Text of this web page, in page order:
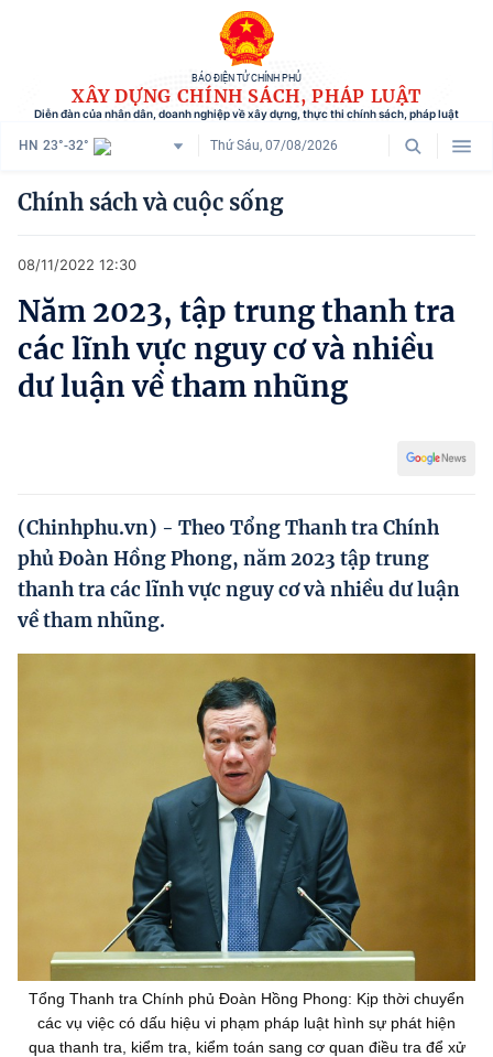
BÁO ĐIỆN TỬ CHÍNH PHỦ
XÂY DỰNG CHÍNH SÁCH, PHÁP LUẬT
Diễn đàn của nhân dân, doanh nghiệp về xây dựng, thực thi chính sách, pháp luật
HN 23°-32° Thứ Sáu, 07/08/2026
Danh mục
Tham vấn chính sách
Người dân góp ý
Phát triển kinh tế tư nhân và doanh nghiệp dân tộc
Ocop và chuỗi giá trị Nông sản
Chính sách và cuộc sống
08/11/2022 12:30
Năm 2023, tập trung thanh tra
các lĩnh vực nguy cơ và nhiều
dư luận về tham nhũng
(Chinhphu.vn) - Theo Tổng Thanh tra Chính
phủ Đoàn Hồng Phong, năm 2023 tập trung
thanh tra các lĩnh vực nguy cơ và nhiều dư luận
về tham nhũng.
Tổng Thanh tra Chính phủ Đoàn Hồng Phong: Kịp thời chuyển
các vụ việc có dấu hiệu vi phạm pháp luật hình sự phát hiện
qua thanh tra, kiểm tra, kiểm toán sang cơ quan điều tra để xử